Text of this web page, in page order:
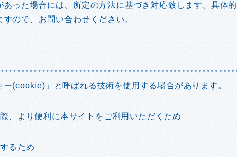
った場合には、所定の方法に基づき対応致します。具体的
ので、お問い合わせください。
(cookie)」と呼ばれる技術を使用する場合があります。
、より便利に本サイトをご利用いただくため
るため